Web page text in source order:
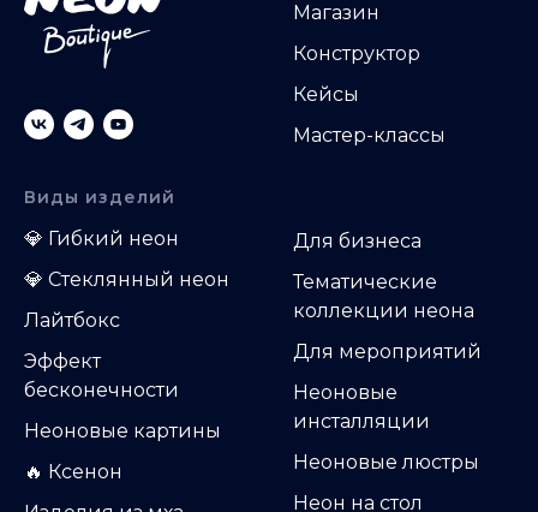
Магазин
Конструктор
Кейсы
Мастер-классы
Виды изделий
💎 Гибкий неон
💎 Стеклянный неон
Лайтбокс
Эффект
бесконечности
Неоновые картины
🔥 Ксенон
Для бизнеса
Тематические
коллекции неона
Для мероприятий
Неоновые
инсталляции
Неоновые люстры
Неон на стол